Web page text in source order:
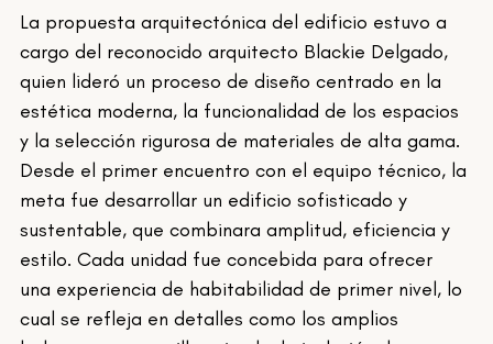
La propuesta arquitectónica del edificio estuvo a
cargo del reconocido arquitecto Blackie Delgado,
quien lideró un proceso de diseño centrado en la
estética moderna, la funcionalidad de los espacios
y la selección rigurosa de materiales de alta gama.
Desde el primer encuentro con el equipo técnico, la
meta fue desarrollar un edificio sofisticado y
sustentable, que combinara amplitud, eficiencia y
estilo. Cada unidad fue concebida para ofrecer
una experiencia de habitabilidad de primer nivel, lo
cual se refleja en detalles como los amplios